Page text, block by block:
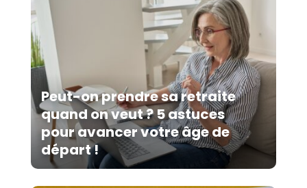
Peut-on prendre sa retraite
quand on veut ? 5 astuces
pour avancer votre âge de
départ !